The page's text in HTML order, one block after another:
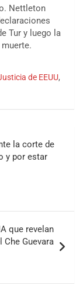
Nettleton
Tur y luego la
de EEUU,
la corte de
y por estar
que revelan
Guevara